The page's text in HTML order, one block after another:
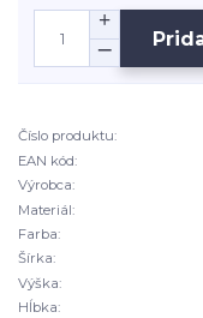
Číslo produktu:
EAN kód:
Výrobca:
Materiál:
Farba:
Šírka:
Výška:
Hĺbka: